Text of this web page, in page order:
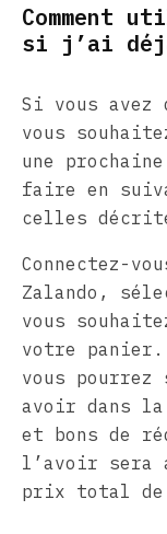
Comment
si j’ai
Si vous
vous
une
faire en
celles
Connectez-
Zalando,
vous
votre panier.
vous
avoir dans la
et bons de
l’avoir sera
prix total de